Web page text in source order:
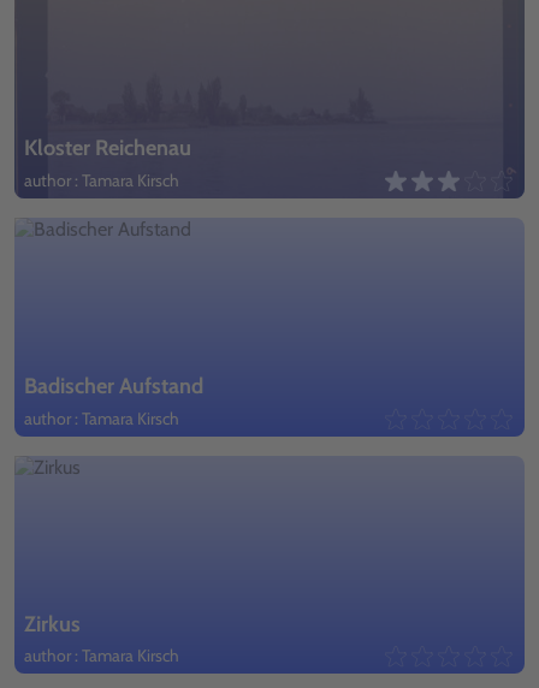
Kloster Reichenau
author : Tamara Kirsch
Badischer Aufstand
author : Tamara Kirsch
Zirkus
author : Tamara Kirsch